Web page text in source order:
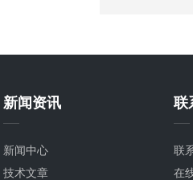
新闻资讯
新闻中心
技术文章
联
联
在